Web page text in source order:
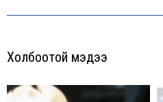
Холбоотой мэдээ